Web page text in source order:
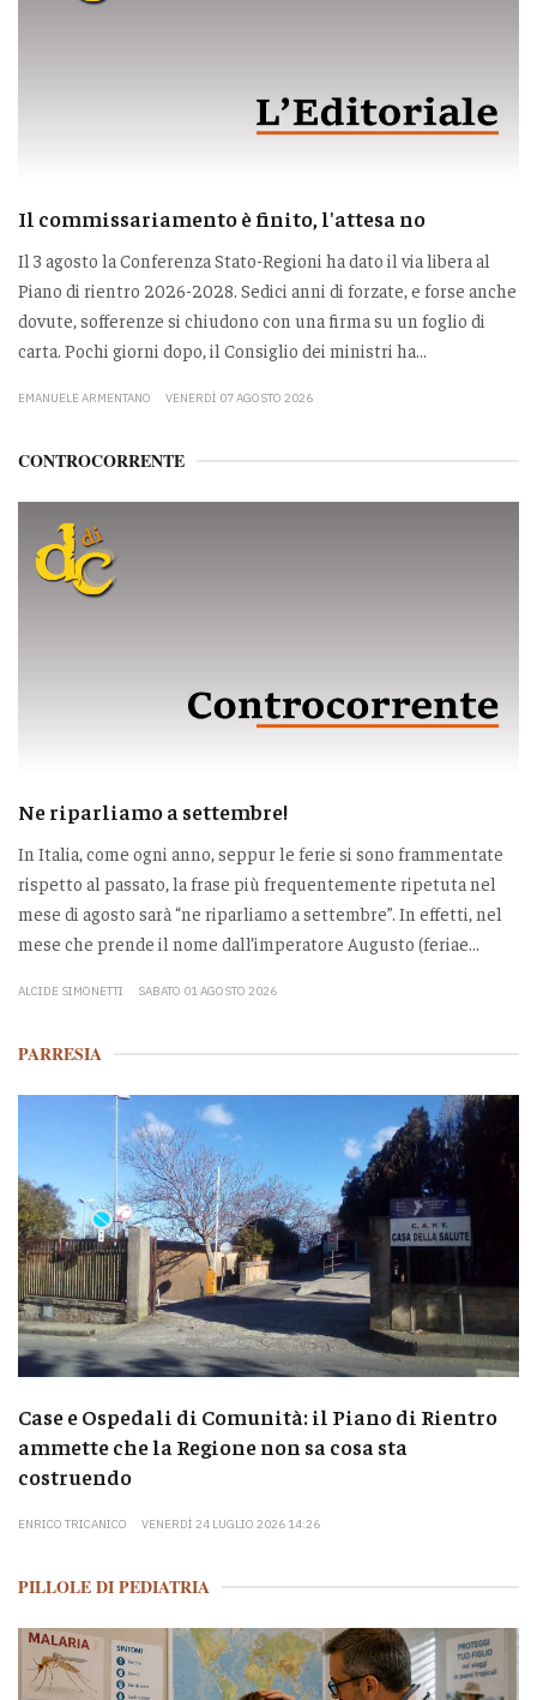
Il commissariamento è finito, l'attesa no
Il 3 agosto la Conferenza Stato-Regioni ha dato il via libera al
Piano di rientro 2026-2028. Sedici anni di forzate, e forse anche
dovute, sofferenze si chiudono con una firma su un foglio di
carta. Pochi giorni dopo, il Consiglio dei ministri ha...
EMANUELE ARMENTANO VENERDÌ 07 AGOSTO 2026
CONTROCORRENTE
Ne riparliamo a settembre!
In Italia, come ogni anno, seppur le ferie si sono frammentate
rispetto al passato, la frase più frequentemente ripetuta nel
mese di agosto sarà “ne riparliamo a settembre”. In effetti, nel
mese che prende il nome dall’imperatore Augusto (feriae...
ALCIDE SIMONETTI SABATO 01 AGOSTO 2026
PARRESIA
Case e Ospedali di Comunità: il Piano di Rientro
ammette che la Regione non sa cosa sta
costruendo
ENRICO TRICANICO VENERDÌ 24 LUGLIO 2026 14:26
PILLOLE DI PEDIATRIA